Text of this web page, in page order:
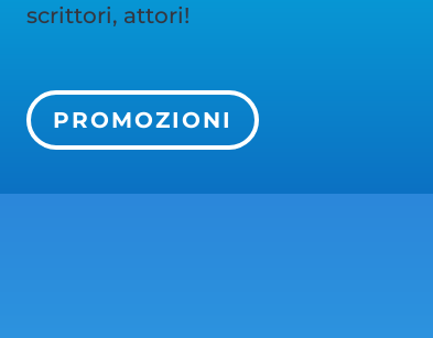
scrittori, attori!
PROMOZIONI